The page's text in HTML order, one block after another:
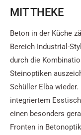
MIT THEKE
Beton in der Küche
Bereich Industrial-
durch die
Steinoptiken
Schüller Elba
integriertem
einen besonders
Fronten in